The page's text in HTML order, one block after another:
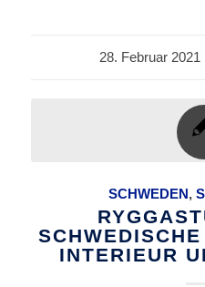
28. Februar 2021
/
SCHWEDEN,
INTERIEUR